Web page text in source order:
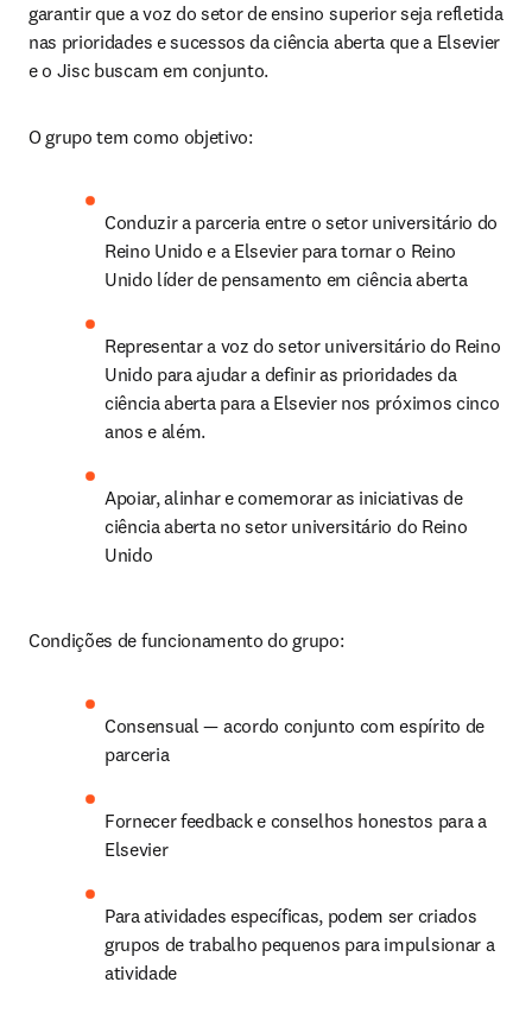
garantir que a voz do setor de ensino superior seja refletida
nas prioridades e sucessos da ciência aberta que a Elsevier
e o Jisc buscam em conjunto.
O grupo tem como objetivo:
Conduzir a parceria entre o setor universitário do
Reino Unido e a Elsevier para tornar o Reino
Unido líder de pensamento em ciência aberta
Representar a voz do setor universitário do Reino
Unido para ajudar a definir as prioridades da
ciência aberta para a Elsevier nos próximos cinco
anos e além.
Apoiar, alinhar e comemorar as iniciativas de
ciência aberta no setor universitário do Reino
Unido
Condições de funcionamento do grupo:
Consensual — acordo conjunto com espírito de
parceria
Fornecer feedback e conselhos honestos para a
Elsevier
Para atividades específicas, podem ser criados
grupos de trabalho pequenos para impulsionar a
atividade